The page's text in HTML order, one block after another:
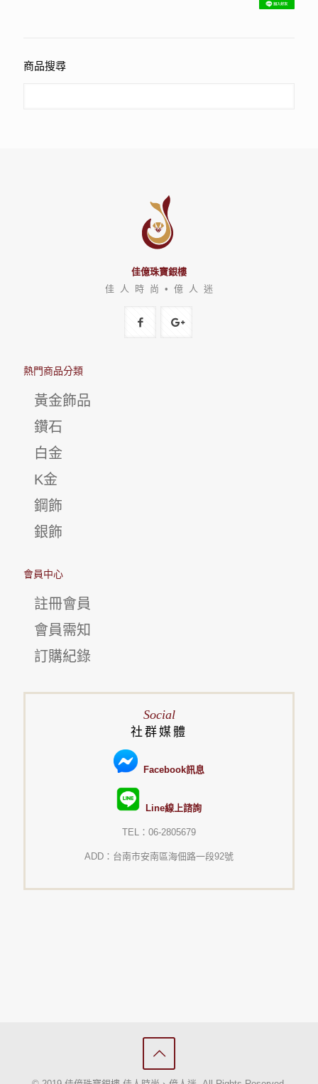
商品搜尋
佳億珠寶銀樓
佳 人 時 尚 • 億 人 迷
熱門商品分類
黃金飾品
鑽石
白金
K金
鋼飾
銀飾
會員中心
註冊會員
會員需知
訂購紀錄
Social
社群媒體
Facebook訊息
Line線上諮詢
TEL：06-2805679
ADD：台南市安南區海佃路一段92號